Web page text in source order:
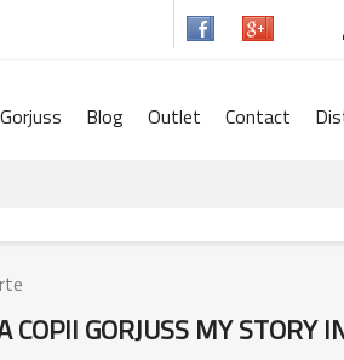
Blog Outlet Contact
COPII GORJUSS MY STORY